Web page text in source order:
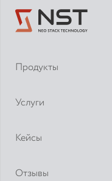
Продукты
Услуги
Кейсы
Отзывы